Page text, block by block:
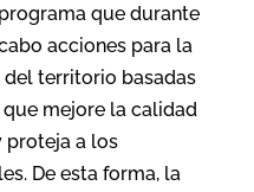
que durante
acciones para la
territorio basadas
mejore la calidad
proteja a los
De esta forma, la